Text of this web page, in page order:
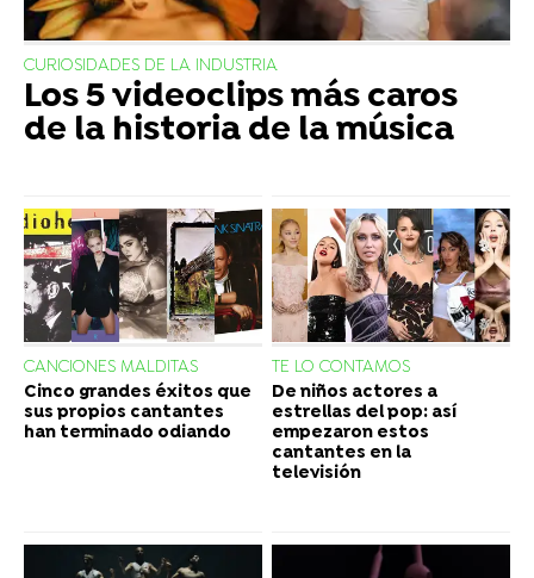
CURIOSIDADES DE LA INDUSTRIA
Los 5 videoclips más caros
de la historia de la música
CANCIONES MALDITAS
Cinco grandes éxitos que
sus propios cantantes
han terminado odiando
TE LO CONTAMOS
De niños actores a
estrellas del pop: así
empezaron estos
cantantes en la
televisión